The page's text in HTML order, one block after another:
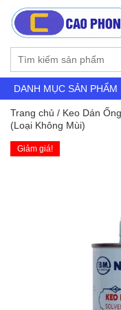
DANH MỤC SẢN PHẨM
Trang chủ / Keo Dán Ống
(Loại Không Mùi)
Giảm giá!